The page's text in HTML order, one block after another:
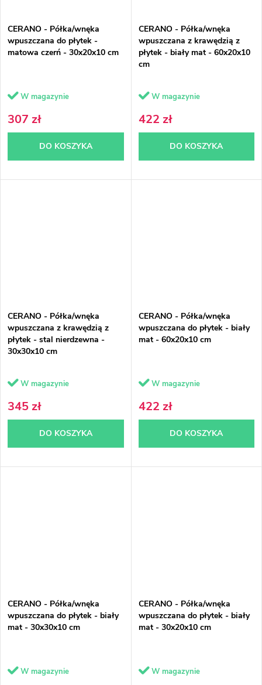
CERANO - Półka/wnęka
wpuszczana do płytek -
matowa czerń - 30x20x10 cm
W magazynie
307 zł
DO KOSZYKA
CERANO - Półka/wnęka
wpuszczana z krawędzią z
płytek - biały mat - 60x20x10
cm
W magazynie
422 zł
DO KOSZYKA
CERANO - Półka/wnęka
wpuszczana z krawędzią z
płytek - stal nierdzewna -
30x30x10 cm
W magazynie
345 zł
DO KOSZYKA
CERANO - Półka/wnęka
wpuszczana do płytek - biały
mat - 60x20x10 cm
W magazynie
422 zł
DO KOSZYKA
CERANO - Półka/wnęka
wpuszczana do płytek - biały
mat - 30x30x10 cm
W magazynie
CERANO - Półka/wnęka
wpuszczana do płytek - biały
mat - 30x20x10 cm
W magazynie